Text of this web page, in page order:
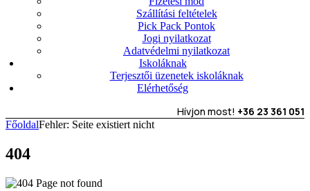
Szállítási feltételek
Pick Pack Pontok
Jogi nyilatkozat
Adatvédelmi nyilatkozat
Iskoláknak
Terjesztői üzenetek iskoláknak
Elérhetőség
Hívjon most! +36 23 361 051
FőoldalFehler: Seite existiert nicht
404